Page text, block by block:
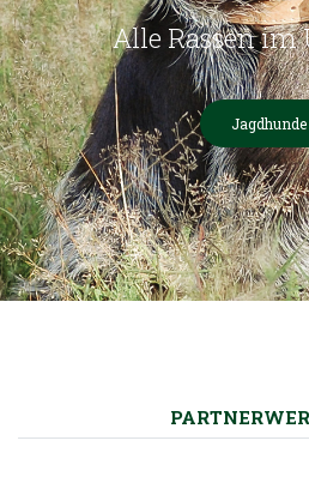
Alle Rassen im
Jagdhunde